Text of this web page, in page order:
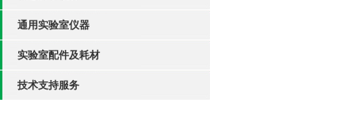
通用实验室仪器
实验室配件及耗材
技术支持服务